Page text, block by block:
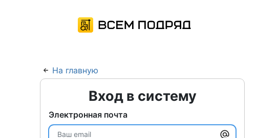
На главную
Вход в систему
Электронная почта